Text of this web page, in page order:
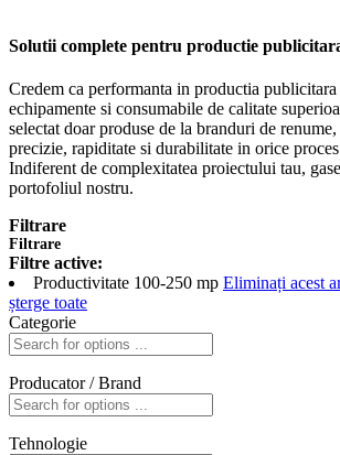
Solutii complete pentru productie
Credem ca performanta in productia
echipamente si consumabile de calitate
selectat doar produse de la branduri de
precizie, rapiditate si durabilitate in orice
Indiferent de complexitatea proiectului tau,
portofoliul nostru.
Filtrare
Filtrare
Filtre active:
Productivitate 100-250 mp Eliminați acest
șterge toate
Categorie
Producator / Brand
Tehnologie